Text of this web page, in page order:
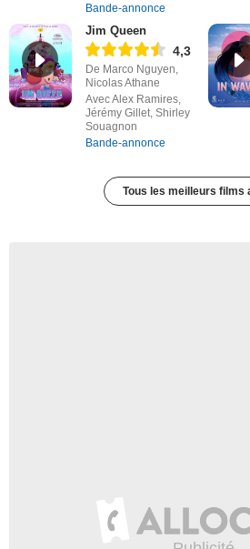
Bande-annonce
Jim Queen
4,3
De Marco Nguyen,
Nicolas Athane
Avec Alex Ramires,
Jérémy Gillet, Shirley
Souagnon
Bande-annonce
Tous les meilleurs films